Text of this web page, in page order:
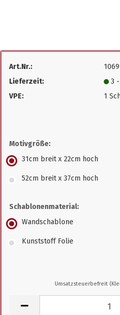
Art.Nr.:
1069
Lieferzeit:
3
VPE:
1
Motivgröße:
31cm breit x 22cm hoch
52cm breit x 37cm hoch
Schablonenmaterial:
Wandschablone
Kunststoff Folie
Umsatzsteuerbefreit